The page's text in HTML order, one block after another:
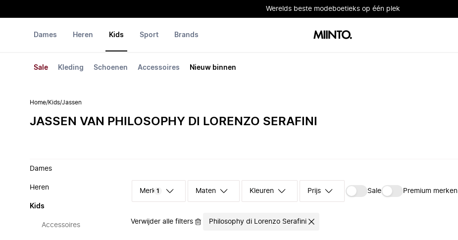
Werelds beste modeboetieks op één plek
Dames Heren Kids
Sale Kleding Schoenen Accessoires Nieuw binnen
Sport Brands
Home/Kids/Jassen
JASSEN VAN PHILOSOPHY DI LORENZO SERAFINI
Dames
Heren
Kids
Accessoires
Merk 1 Maten Kleuren Prijs Sale Premium merken
Verwijder alle filters Philosophy di Lorenzo Serafini